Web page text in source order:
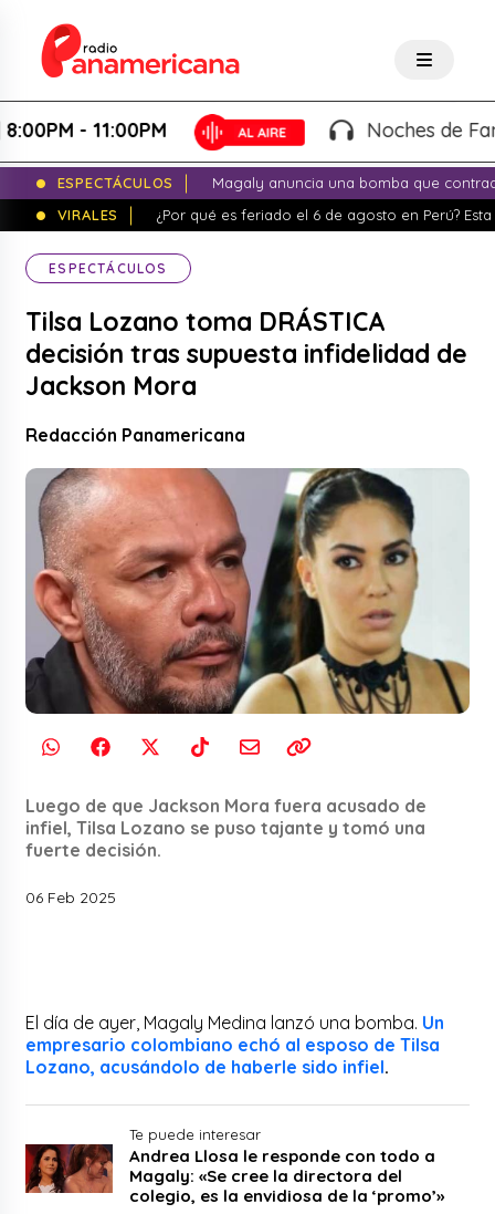
- 11:00PM Noches de
ESPECTÁCULOS
Magaly anuncia una bomba que
VIRALES
¿Por qué es feriado el 6 de agosto en Perú?
ESPECTÁCULOS
Tilsa Lozano toma DRÁSTICA
decisión tras supuesta infidelidad de
Jackson Mora
Redacción Panamericana
Luego de que Jackson Mora fuera acusado de
infiel, Tilsa Lozano se puso tajante y tomó una
fuerte decisión.
06 Feb 2025
El día de ayer, Magaly Medina lanzó una bomba. Un
empresario colombiano echó al esposo de Tilsa
Lozano, acusándolo de haberle sido infiel.
Te puede interesar
Andrea Llosa le responde con todo a
Magaly: «Se cree la directora del
colegio, es la envidiosa de la ‘promo’»